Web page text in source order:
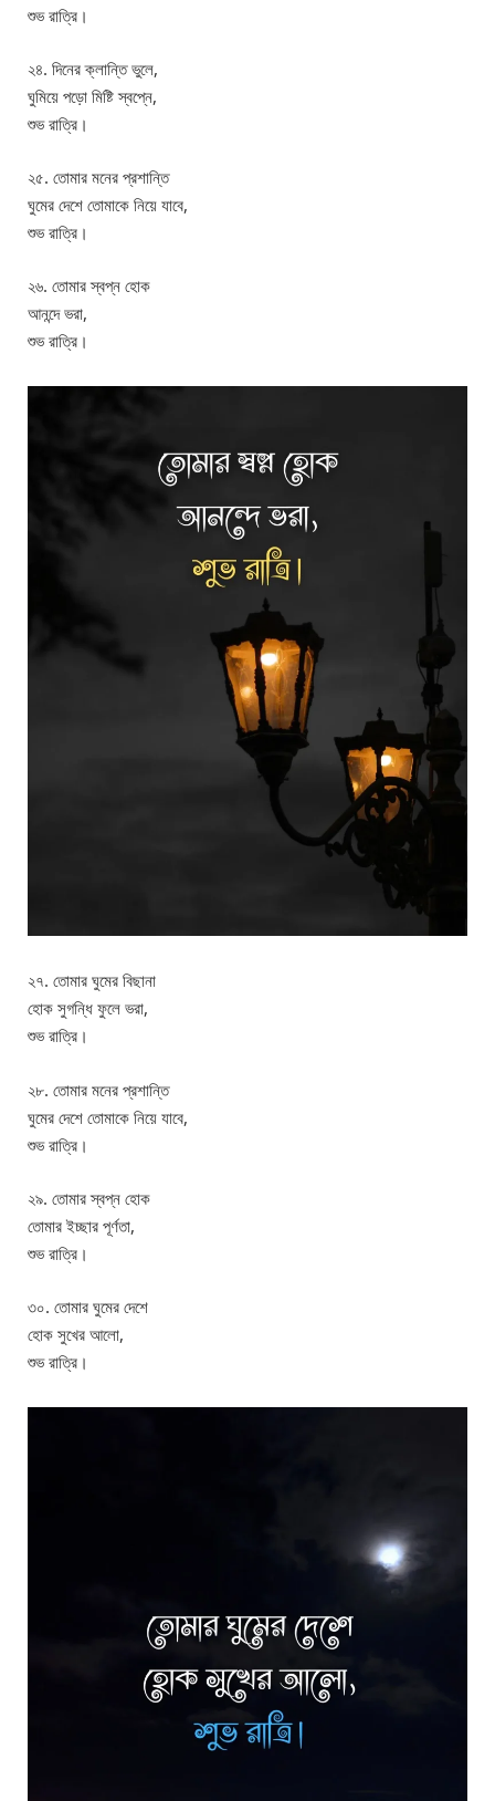
শুভ রাত্রি।
২৪. দিনের ক্লান্তি ভুলে,
ঘুমিয়ে পড়ো মিষ্টি স্বপ্নে,
শুভ রাত্রি।
২৫. তোমার মনের প্রশান্তি
ঘুমের দেশে তোমাকে নিয়ে যাবে,
শুভ রাত্রি।
২৬. তোমার স্বপ্ন হোক
আনন্দে ভরা,
শুভ রাত্রি।
২৭. তোমার ঘুমের বিছানা
হোক সুগন্ধি ফুলে ভরা,
শুভ রাত্রি।
২৮. তোমার মনের প্রশান্তি
ঘুমের দেশে তোমাকে নিয়ে যাবে,
শুভ রাত্রি।
২৯. তোমার স্বপ্ন হোক
তোমার ইচ্ছার পূর্ণতা,
শুভ রাত্রি।
৩০. তোমার ঘুমের দেশে
হোক সুখের আলো,
শুভ রাত্রি।